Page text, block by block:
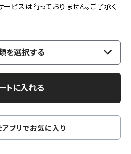
ビスは行っておりません。ご了承く
を選択する
トに入れる
プリでお気に入り